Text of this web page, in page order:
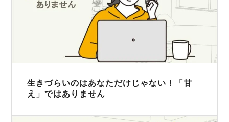
生きづらいのはあなただけじゃない！「甘
え」ではありません